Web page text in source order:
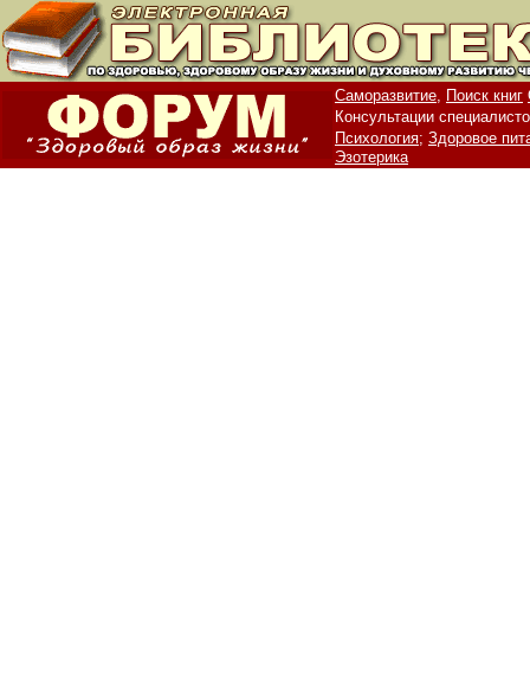
Саморазвитие, Поиск книг
Консультации
Психология; Здоровое
Эзотерика